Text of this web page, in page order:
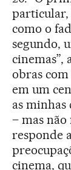
como o
segundo,
cinemas”,
obras
em um
as minhas
– mas não
responde
cinema,